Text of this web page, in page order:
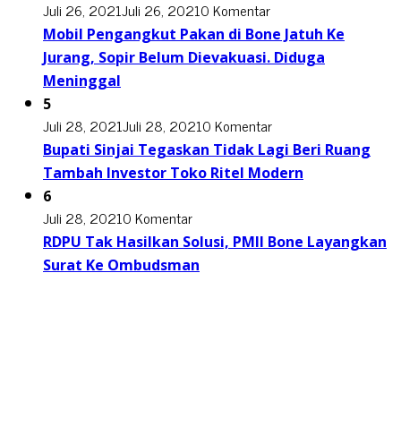
Juli 26, 2021Juli 26, 20210 Komentar
Mobil Pengangkut Pakan di Bone Jatuh Ke
Jurang, Sopir Belum Dievakuasi. Diduga
Meninggal
5
Juli 28, 2021Juli 28, 20210 Komentar
Bupati Sinjai Tegaskan Tidak Lagi Beri Ruang
Tambah Investor Toko Ritel Modern
6
Juli 28, 20210 Komentar
RDPU Tak Hasilkan Solusi, PMII Bone Layangkan
Surat Ke Ombudsman